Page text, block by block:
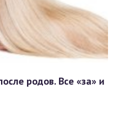
родов. Все «за» и